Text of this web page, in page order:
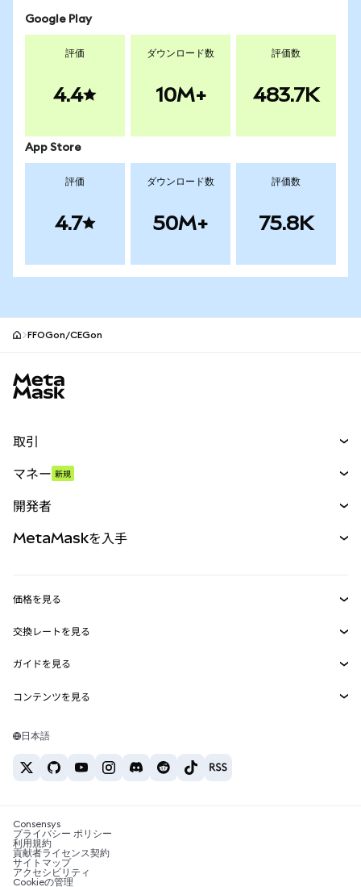
Google Play
評価
4.4
ダウンロード数
10M+
評価数
483.7K
App Store
評価
4.7
ダウンロード数
50M+
評価数
75.8K
FFOGon/CEGon
取引
パーペチュアル
RWA
マネー 新規
開発者
MetaMask Connect
Snaps
Web3サービス
MetaMaskを入手
セキュリティ
サポート
キャリア
お問い合わせ
価格を見る
イーサリアムの価格
Solanaの価格
Tetherの価格
交換レートを見る
ETH→USD
USDT→INR
BTC→INR
ETH→USDT
ガイドを見る
ETHの購入
USDTの購入
SHIBの購入
BNBの購入
コンテンツを見る
Solanaウォレット
税制関連ニュース
暗号資産の購入方法は？
ビットコインを売るには？
日本語
Consensys
プライバシー ポリシー
利用規約
貢献者ライセンス契約
サイトマップ
アクセシビリティ
Cookieの管理